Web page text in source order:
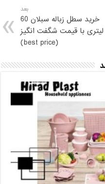
بعد
خرید سطل زباله سبلان 60
لیتری با قیمت شگفت انگیز
(best price)